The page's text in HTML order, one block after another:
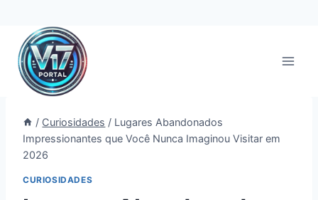
Pular
para
Conteúdo
/ Curiosidades / Lugares Abandonados
Impressionantes que Você Nunca Imaginou Visitar em
2026
CURIOSIDADES